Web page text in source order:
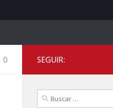
0 SEGUIR:
Buscar: